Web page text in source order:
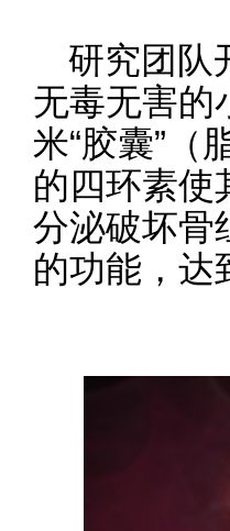
研究团队
无毒无害的
米“胶囊”（
的四环素使
分泌破坏骨
的功能，达